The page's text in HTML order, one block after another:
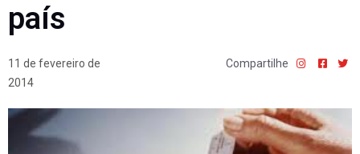
país
11 de fevereiro de
2014
Compartilhe